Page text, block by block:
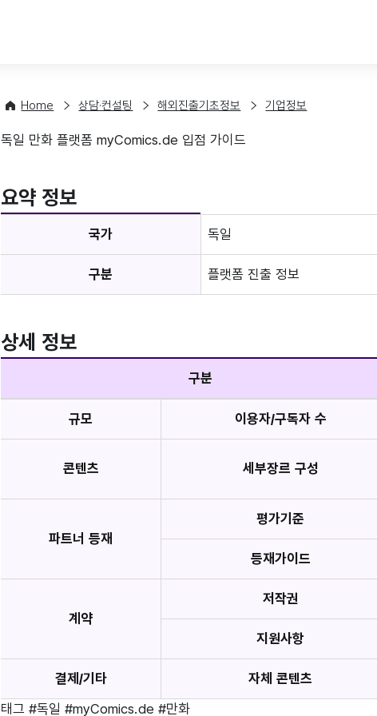
Home 상담·컨설팅 해외진출기초정보 기업정보
기업정보
독일 만화 플랫폼 myComics.de 입점 가이드
요약 정보
국가 독일
구분 플랫폼 진출 정보
상세 정보
구분
규모 이용자/구독자 수
콘텐츠 세부장르 구성
파트너 등재
평가기준
등재가이드
계약
저작권
지원사항
결제/기타 자체 콘텐츠
태그 #독일 #myComics.de #만화